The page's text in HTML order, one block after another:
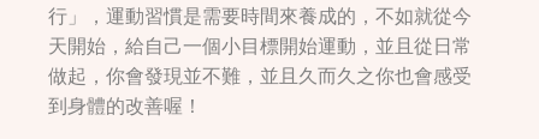
行」，運動習慣是需要時間來養成的，不如就從今
天開始，給自己一個小目標開始運動，並且從日常
做起，你會發現並不難，並且久而久之你也會感受
到身體的改善喔！